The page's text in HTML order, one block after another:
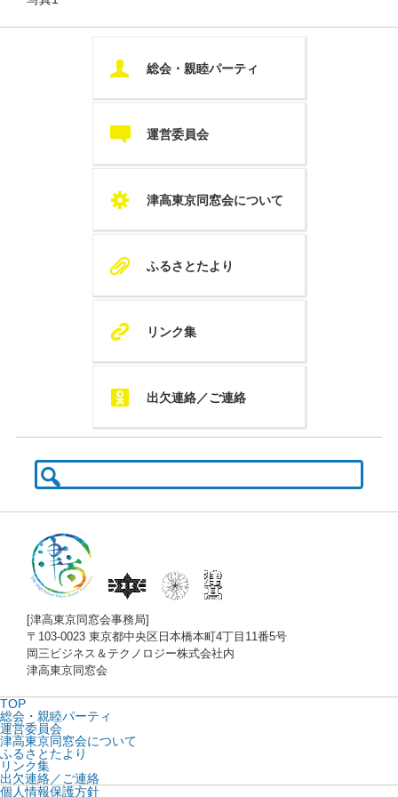
U 総会・親睦パーティ
c 運営委員会
S 津高東京同窓会について
A ふるさとたより
K リンク集
Q 出欠連絡／ご連絡
検
索:
[津高東京同窓会事務局]
〒103-0023 東京都中央区日本橋本町4丁目11番5号
岡三ビジネス＆テクノロジー株式会社内
津高東京同窓会
TOP
総会・親睦パーティ
運営委員会
津高東京同窓会について
ふるさとたより
リンク集
出欠連絡／ご連絡
個人情報保護方針